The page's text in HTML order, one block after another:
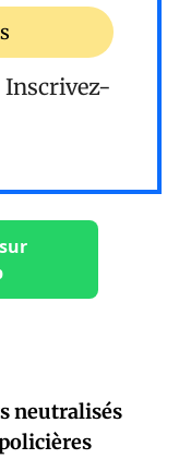
Inscrivez-
neutralisés